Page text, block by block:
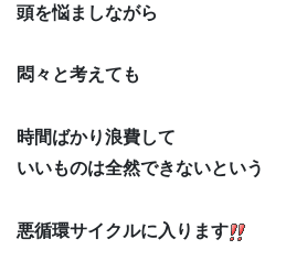
頭を悩ましながら
悶々と考えても
時間ばかり浪費して
いいものは全然できないという
悪循環サイクルに入ります